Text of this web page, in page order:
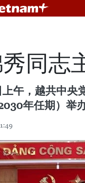
同志
上午，越共中央
年任期）举